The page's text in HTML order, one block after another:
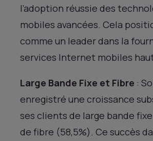
l’adoption réussie des
mobiles avancées. Cela
comme un leader dans la
services Internet mobiles
Large Bande Fixe et Fibre :
enregistré une croissance
ses clients de large bande
de fibre (58,5%). Ce succès